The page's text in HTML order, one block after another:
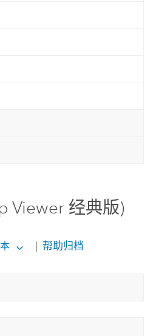
Viewer 经典版)
帮助归档